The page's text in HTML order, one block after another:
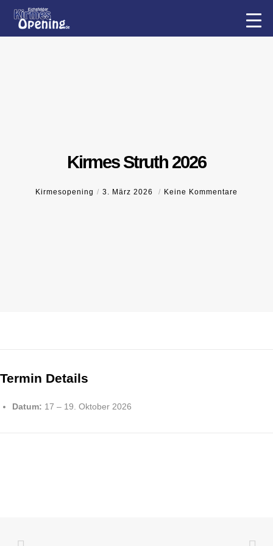
Kirmes Struth 2026
Kirmesopening 3. März 2026 Keine Kommentare
Termin Details
Datum: 17 – 19. Oktober 2026